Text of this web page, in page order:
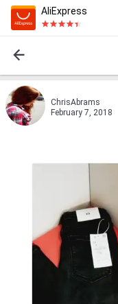
AliExpress
ChrisAbrams
February 7, 2018